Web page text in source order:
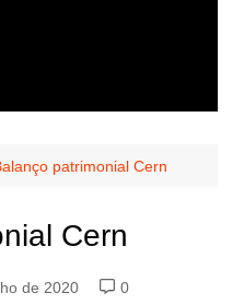
patrimonial Cern
Cern
de 2020
0